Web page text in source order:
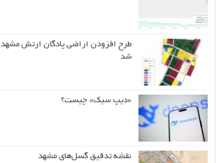
طرح افزودن اراضی پادگان ارتش
شد
«دیپ سیک» چیست؟
نقشه تدقیق گسل‌های مشهد